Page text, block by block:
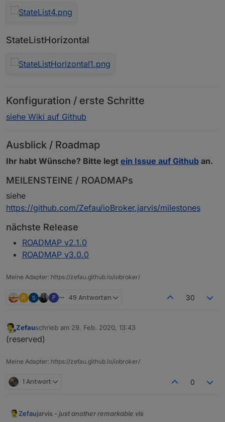
StateListHorizontal
Konfiguration / erste Schritte
siehe Wiki auf Github
Ausblick / Roadmap
Ihr habt Wünsche? Bitte legt ein Issue auf Github an.
MEILENSTEINE / ROADMAPs
siehe
https://github.com/Zefau/ioBroker.jarvis/milestones
nächste Release
ROADMAP v2.1.0
ROADMAP v3.0.0
Meine Adapter: https://zefau.github.io/iobroker/
R P 49 Antworten 30
Zefauschrieb am 29. Feb. 2020, 13:43
zuletzt editiert von
(reserved)
Meine Adapter: https://zefau.github.io/iobroker/
1 Antwort 0
Zefaujarvis - just another remarkable vis